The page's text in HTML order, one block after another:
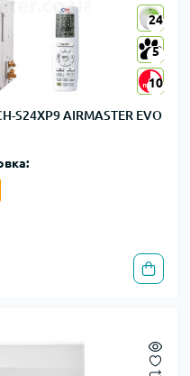
24
5
10
24
5
10
S24XP9 AIRMASTER EVO